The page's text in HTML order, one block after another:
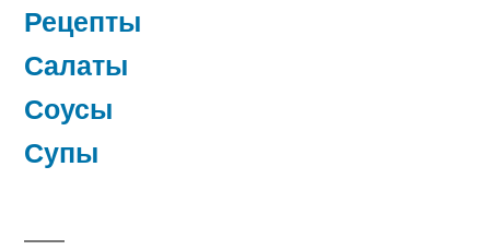
Рецепты
Салаты
Соусы
Супы